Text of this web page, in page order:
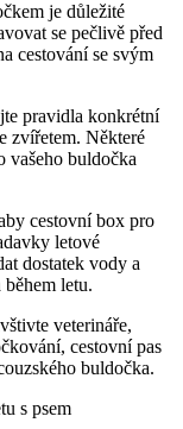
je důležité
se pečlivě před
cestování se svým
pravidla konkrétní
zvířetem. Některé
vašeho buldočka
cestovní box pro
letové
dostatek vody a
letu.
veterináře,
cestovní pas
buldočka.